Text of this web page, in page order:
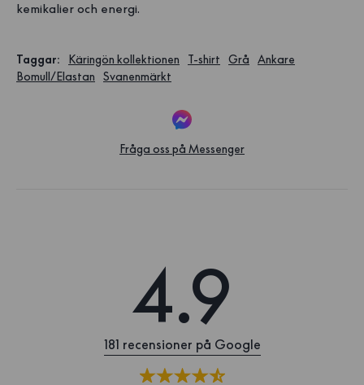
kemikalier och energi.
Taggar: Käringön kollektionen T-shirt Grå
Ankare
Bomull/Elastan
Svanenmärkt
Fråga oss på Messenger
4.9
181 recensioner på Google